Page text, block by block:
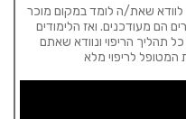
שאת/ה לומד במקום מוכר
הם מעודכנים. ואז הלימודים
תהליך הריפוי ונוודא שאתם